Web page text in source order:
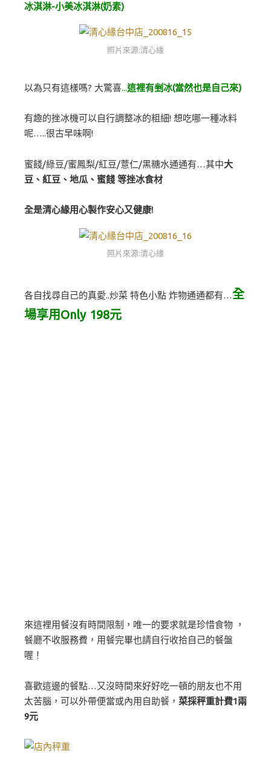
冰淇淋-小美冰淇淋(奶素)
照片來源:清心緣
以為只有這樣嗎? 大驚喜...這裡有剉冰(當然也是自己來)
有趣的挫冰機可以自行調整冰的粗細! 想吃哪一種冰料
呢…..很古早味啊!
蜜餞/綠豆/蜜鳳梨/紅豆/薏仁/黑糖水通通有…其中大
豆、紅豆、地瓜、蜜餞 等挫冰食材
全是清心緣用心製作安心又健康!
照片來源:清心緣
各自找尋自己的真愛..炒菜 特色小點 炸物通通都有…全
場享用Only 198元
來這裡用餐沒有時間限制，唯一的要求就是珍惜食物 ，
餐廳不收服務費，用餐完畢也請自行收拾自己的餐盤
喔！
喜歡這邊的餐點…又沒時間來好好吃一頓的朋友也不用
太苦腦，可以外帶便當或內用自助餐， 菜採秤重計費1兩
9元